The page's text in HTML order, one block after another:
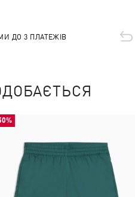
ДО 3 ПЛАТЕЖІВ